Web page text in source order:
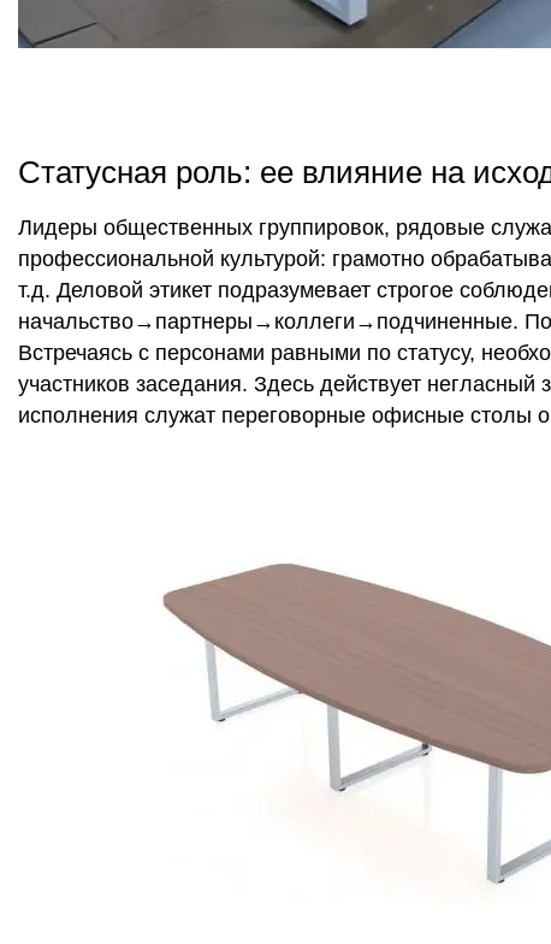
Статусная роль: ее влияние на
Лидеры общественных группировок, рядовые
профессиональной культурой: грамотно
т.д. Деловой этикет подразумевает строгое
начальство→партнеры→коллеги→подчиненные. По
Встречаясь с персонами равными по статусу,
участников заседания. Здесь действует
исполнения служат переговорные офисные столы